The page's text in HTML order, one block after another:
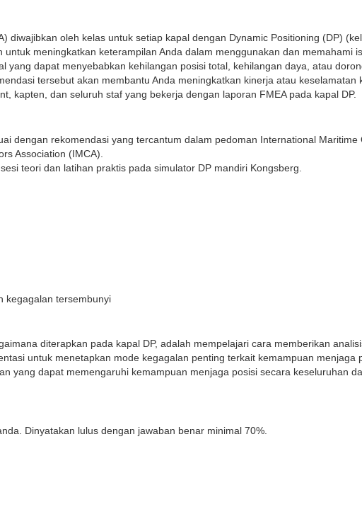
diwajibkan oleh kelas untuk setiap kapal dengan Dynamic Positioning (DP)
meningkatkan keterampilan Anda dalam menggunakan dan memahami
yang dapat menyebabkan kehilangan posisi total, kehilangan daya, atau
tersebut akan membantu Anda meningkatkan kinerja atau keselamatan
kapten, dan seluruh staf yang bekerja dengan laporan FMEA pada kapal DP.
dengan rekomendasi yang tercantum dalam pedoman International Maritime
Association (IMCA).
teori dan latihan praktis pada simulator DP mandiri Kongsberg.
kegagalan tersembunyi
diterapkan pada kapal DP, adalah mempelajari cara memberikan
untuk menetapkan mode kegagalan penting terkait kemampuan menjaga
yang dapat memengaruhi kemampuan menjaga posisi secara keseluruhan
Dinyatakan lulus dengan jawaban benar minimal 70%.